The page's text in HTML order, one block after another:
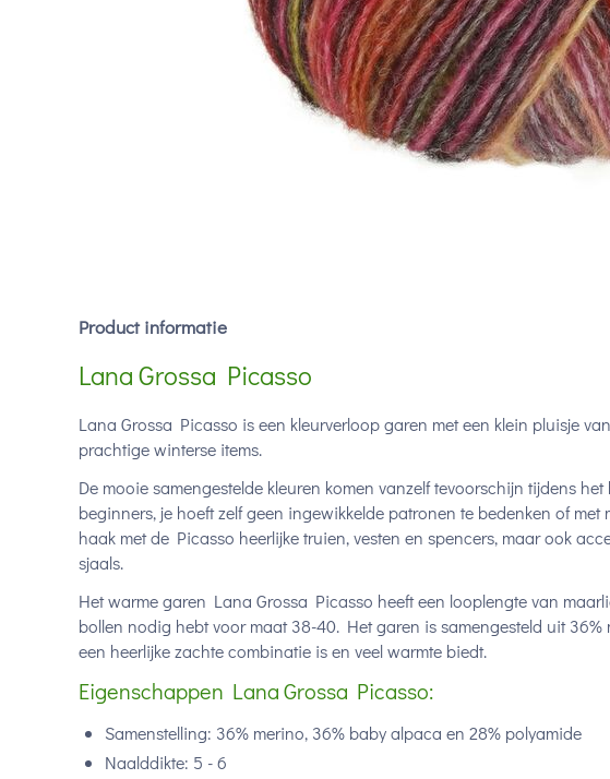
Product informatie
Lana Grossa Picasso
Lana Grossa Picasso is een kleurverloop garen met een klein pluisje
prachtige winterse items.
De mooie samengestelde kleuren komen vanzelf tevoorschijn tijdens
beginners, je hoeft zelf geen ingewikkelde patronen te bedenken of met
haak met de Picasso heerlijke truien, vesten en spencers, maar ook
sjaals.
Het warme garen Lana Grossa Picasso heeft een looplengte van
bollen nodig hebt voor maat 38-40. Het garen is samengesteld uit
een heerlijke zachte combinatie is en veel warmte biedt.
Eigenschappen Lana Grossa Picasso:
Samenstelling: 36% merino, 36% baby alpaca en 28% polyamide
Naalddikte: 5 - 6